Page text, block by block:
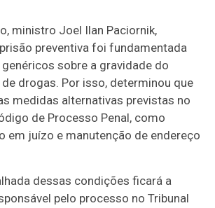
ministro Joel Ilan Paciornik,
preventiva foi fundamentada
sobre a gravidade do
drogas. Por isso, determinou que
medidas alternativas previstas no
de Processo Penal, como
em juízo e manutenção de endereço
dessas condições ficará a
pelo processo no Tribunal